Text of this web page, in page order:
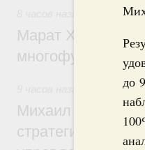
до
Дорожное
Марат
Михаил
стратегической